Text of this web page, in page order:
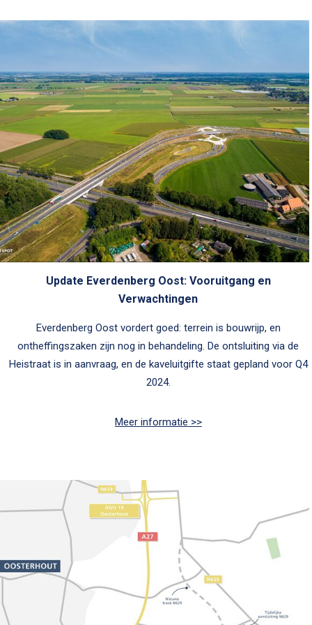
Update Everdenberg Oost: Vooruitgang en
Verwachtingen
Everdenberg Oost vordert goed: terrein is bouwrijp, en
ontheffingszaken zijn nog in behandeling. De ontsluiting via de
Heistraat is in aanvraag, en de kaveluitgifte staat gepland voor Q4
2024.
Meer informatie >>